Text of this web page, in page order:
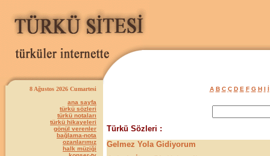
8 Ağustos 2026 Cumartesi
ana sayfa
türkü sözleri
türkü notaları
türkü hikayeleri
gönül verenler
bağlama-nota
ozanlarımız
halk müziği
A B C Ç D E F G H I İ
Türkü Sözleri :
Gelmez Yola Gidiyorum